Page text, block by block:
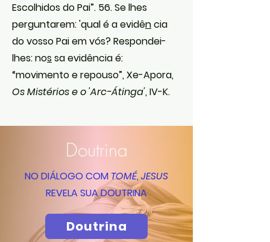
Escolhidos do Pai”. 56. Se lhes
perguntarem: 'qual é a evidência
do vosso Pai em vós? Respondei-
lhes: nossa evidência é:
“movimento e repouso”, Xe-Apora,
Os Mistérios e o 'Arc-Átinga', IV-K.
Doutrina
NO DIÁLOGO COM TOMÉ,JESUS
REVELA SUA DOUTRINA
Doutrina